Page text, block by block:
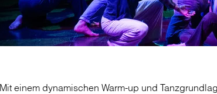
Mit einem dynamischen Warm-up und